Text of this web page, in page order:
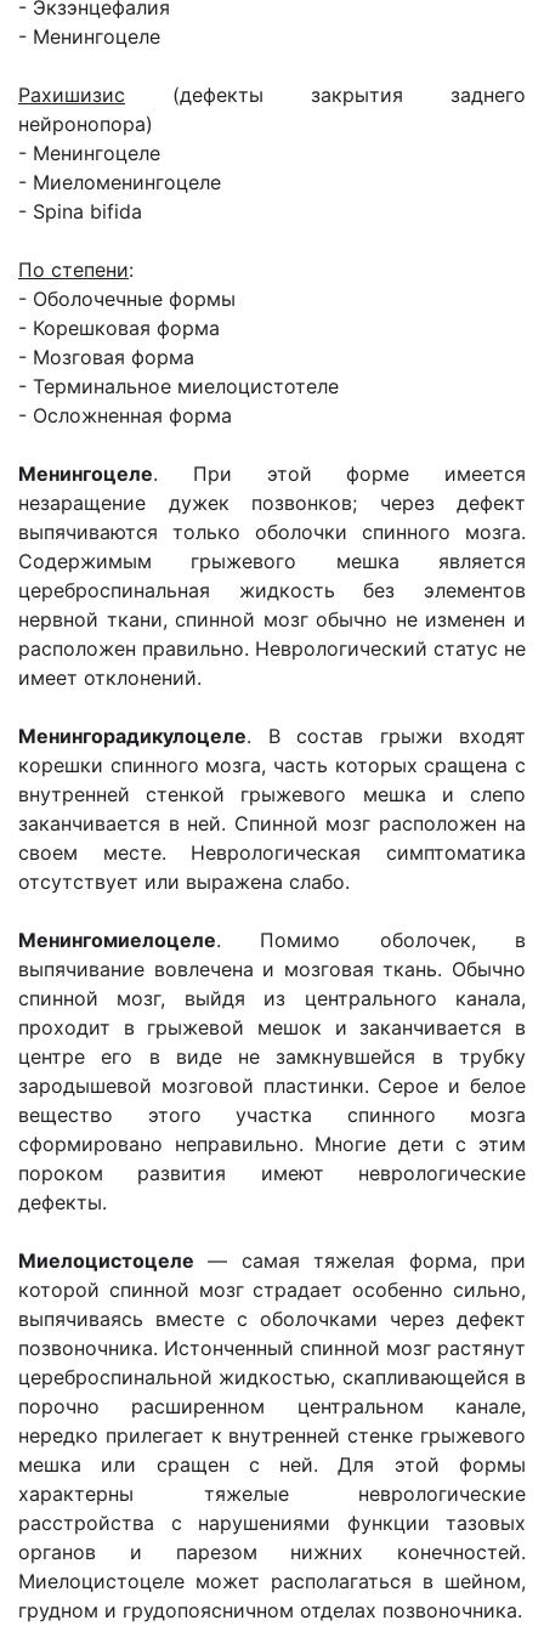
- Экзэнцефалия
- Менингоцеле
Рахишизис (дефекты закрытия заднего
нейронопора)
- Менингоцеле
- Миеломенингоцеле
- Spina bifida
По степени:
- Оболочечные формы
- Корешковая форма
- Мозговая форма
- Терминальное миелоцистотеле
- Осложненная форма
Менингоцеле. При этой форме имеется
незаращение дужек позвонков; через дефект
выпячиваются только оболочки спинного мозга.
Содержимым грыжевого мешка является
цереброспинальная жидкость без элементов
нервной ткани, спинной мозг обычно не изменен и
расположен правильно. Неврологический статус не
имеет отклонений.
Менингорадикулоцеле. В состав грыжи входят
корешки спинного мозга, часть которых сращена с
внутренней стенкой грыжевого мешка и слепо
заканчивается в ней. Спинной мозг расположен на
своем месте. Неврологическая симптоматика
отсутствует или выражена слабо.
Менингомиелоцеле. Помимо оболочек, в
выпячивание вовлечена и мозговая ткань. Обычно
спинной мозг, выйдя из центрального канала,
проходит в грыжевой мешок и заканчивается в
центре его в виде не замкнувшейся в трубку
зародышевой мозговой пластинки. Серое и белое
вещество этого участка спинного мозга
сформировано неправильно. Многие дети с этим
пороком развития имеют неврологические
дефекты.
Миелоцистоцеле — самая тяжелая форма, при
которой спинной мозг страдает особенно сильно,
выпячиваясь вместе с оболочками через дефект
позвоночника. Истонченный спинной мозг растянут
цереброспинальной жидкостью, скапливающейся в
порочно расширенном центральном канале,
нередко прилегает к внутренней стенке грыжевого
мешка или сращен с ней. Для этой формы
характерны тяжелые неврологические
расстройства с нарушениями функции тазовых
органов и парезом нижних конечностей.
Миелоцистоцеле может располагаться в шейном,
грудном и грудопоясничном отделах позвоночника.